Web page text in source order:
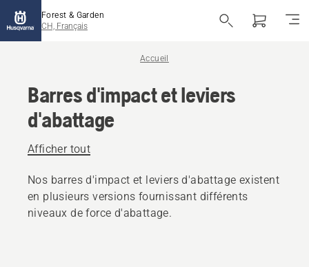
Forest & Garden
CH, Français
Accueil
Barres d'impact et leviers
d'abattage
Afficher tout
Nos barres d'impact et leviers d'abattage existent
en plusieurs versions fournissant différents
niveaux de force d'abattage.